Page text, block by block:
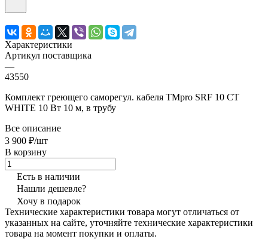
Характеристики
Артикул поставщика
—
43550
Комплект греющего саморегул. кабеля TMpro SRF 10 CT
WHITE 10 Вт 10 м, в трубу
Все описание
3 900 ₽/шт
В корзину
Есть в наличии
Нашли дешевле?
Хочу в подарок
Технические характеристики товара могут отличаться от
указанных на сайте, уточняйте технические характеристики
товара на момент покупки и оплаты.